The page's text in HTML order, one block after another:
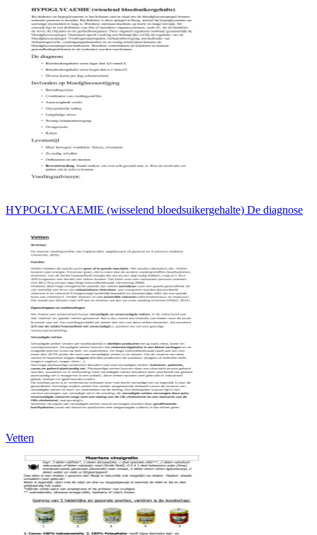
HYPOGLYCAEMIE (wisselend bloedsuikergehalte) De diagnose
Vetten